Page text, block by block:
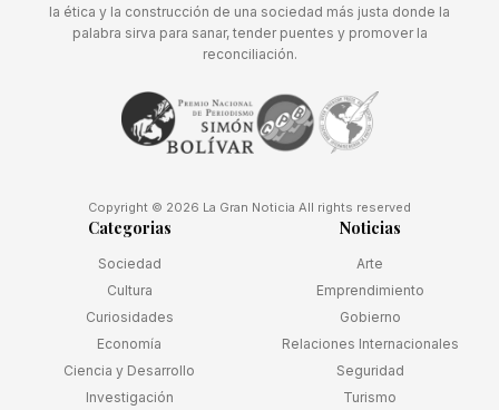
la ética y la construcción de una sociedad más justa donde la
palabra sirva para sanar, tender puentes y promover la
reconciliación.
Copyright © 2026 La Gran Noticia All rights reserved
Categorias
Sociedad
Cultura
Curiosidades
Economía
Ciencia y Desarrollo
Investigación
Noticias
Arte
Emprendimiento
Gobierno
Relaciones Internacionales
Seguridad
Turismo